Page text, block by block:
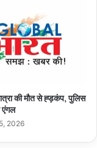
की मौत से ह्ड़कंप, पुलिस
2026